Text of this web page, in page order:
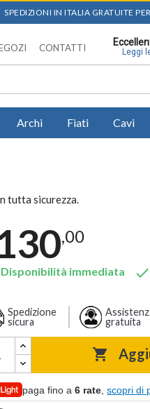
SPEDIZIONI IN ITALIA GRATUITE
CONTATTI Leggi
Archi Fiati Cavi
tutta sicurezza.
,00
Disponibilità immediata 
Spedizione
sicura
gratuita

paga fino a6 rate ,scopri di